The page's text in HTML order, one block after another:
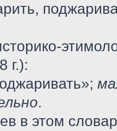
г.):
.
в этом